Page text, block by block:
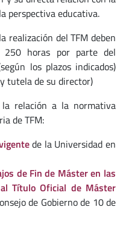
perspectiva educativa.
realización del TFM deben
250 horas por parte del
los plazos indicados)
tutela de su director)
relación a la normativa
de TFM:
de la Universidad en
de Fin de Máster en las
Título Oficial de Máster
de Gobierno de 10 de